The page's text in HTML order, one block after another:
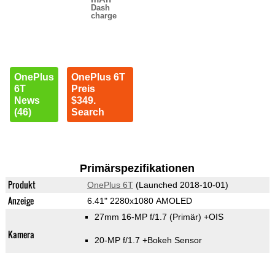
Dash
charge
OnePlus
6T
News
(46)
OnePlus 6T
Preis
$349.
Search
Primärspezifikationen
Produkt OnePlus 6T(Launched 2018-10-01)
Anzeige 6.41" 2280x1080 AMOLED
Kamera
27mm 16-MP f/1.7 (Primär) +OIS
20-MP f/1.7 +Bokeh Sensor